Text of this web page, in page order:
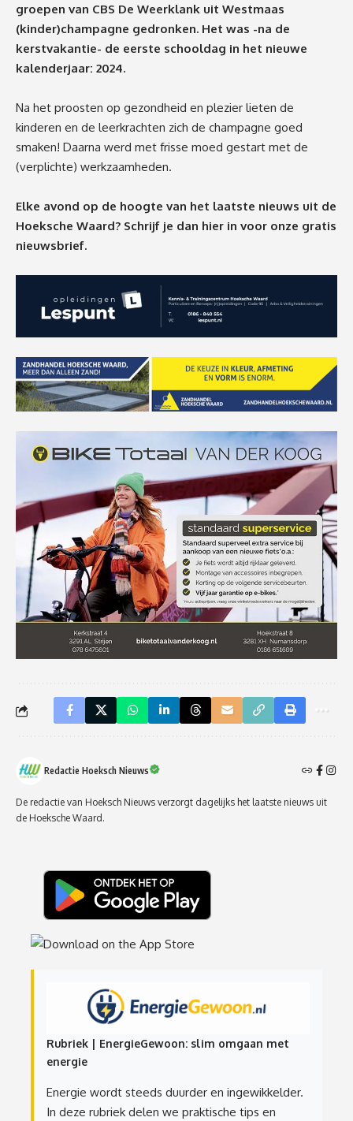
groepen van CBS De Weerklank uit Westmaas
(kinder)champagne gedronken. Het was -na de
kerstvakantie- de eerste schooldag in het nieuwe
kalenderjaar: 2024.
Na het proosten op gezondheid en plezier lieten de
kinderen en de leerkrachten zich de champagne goed
smaken! Daarna werd met frisse moed gestart met de
(verplichte) werkzaamheden.
Elke avond op de hoogte van het laatste nieuws uit de
Hoeksche Waard? Schrijf je dan hier in voor onze gratis
nieuwsbrief.
Redactie Hoeksch Nieuws
De redactie van Hoeksch Nieuws verzorgt dagelijks het laatste nieuws uit
de Hoeksche Waard.
Rubriek | EnergieGewoon: slim omgaan met
energie
Energie wordt steeds duurder en ingewikkelder.
In deze rubriek delen we praktische tips en